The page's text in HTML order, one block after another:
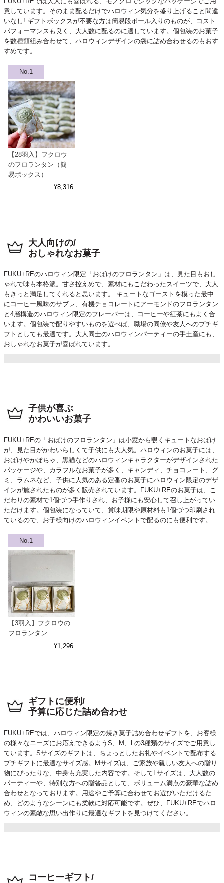
意しています。そのまま配るだけでハロウィン気分を盛り上げること間違
いなし! ギフトボックスが不要な方は簡易段ボール入りのものが、コスト
パフォーマンスも良く、大人数に配るのに適しています。個包装のお菓子
を数種類組み合わせて、ハロウィンデザインの袋に詰め合わせるのもおす
すめです。
【28羽入】フクロウ
のフロランタン（簡
易ボックス）
¥8,316
大人向けの/
おしゃれなお菓子
FUKU+REのハロウィン限定「おばけのフロランタン」は、見た目もおし
ゃれで味も本格派。甘さ控えめで、素材にもこだわったスイーツで、大人
もきっと満足してくれると思います。 キュートなゴーストを模った最中
にコーヒー風味のサブレ、有機チョコレートにアーモンドのフロランタン
と4層構造のハロウィン限定のフレーバーは、コーヒーや紅茶にもよく合
います。個包装で配りやすいものを選べば、職場の同僚や友人へのプチギ
フトとしても最適です。大人同士のハロウィンパーティーの手土産にも、
おしゃれなお菓子が喜ばれています。
子供が喜ぶ
かわいいお菓子
FUKU+REの「おばけのフロランタン」は小窓から覗くキュートなおばけ
が、見た目がかわいらしくて子供にも大人気。ハロウィンのお菓子には、
おばけやかぼちゃ、黒猫などのハロウィンキャラクターがデザインされた
パッケージや、カラフルなお菓子が多く、キャンディ、チョコレート、グ
ミ、ラムネなど、子供に人気のある定番のお菓子にハロウィン限定のデザ
インが施されたものが多く販売されています。FUKU+REのお菓子は、こ
だわりの素材で1個づつ手作りされ、お子様にも安心して召し上がってい
ただけます。個包装になっていて、賞味期限や原材料も1個づつ印刷され
ているので、お子様向けのハロウィンイベントで配るのにも便利です。
【3羽入】フクロウの
フロランタン
¥1,296
ギフトに便利/
予算に応じた詰め合わせ
FUKU+REでは、ハロウィン限定の焼き菓子詰め合わせギフトを、お客様
の様々なニーズにお応えできるようS、M、Lの3種類のサイズでご用意し
ています。Sサイズのギフトは、ちょっとしたお礼やイベントで配布する
プチギフトに最適なサイズ感。Mサイズは、ご家族や親しい友人への贈り
物にぴったりな、中身も充実した内容です。そしてLサイズは、大人数の
パーティーや、特別な方への贈答品として、ボリューム満点の豪華な詰め
合わせとなっております。用途やご予算に合わせてお選びいただけるた
め、どのようなシーンにも柔軟に対応可能です。ぜひ、FUKU+REでハロ
ウィンの素敵な思い出作りに最適なギフトを見つけてください。
コーヒーギフト/